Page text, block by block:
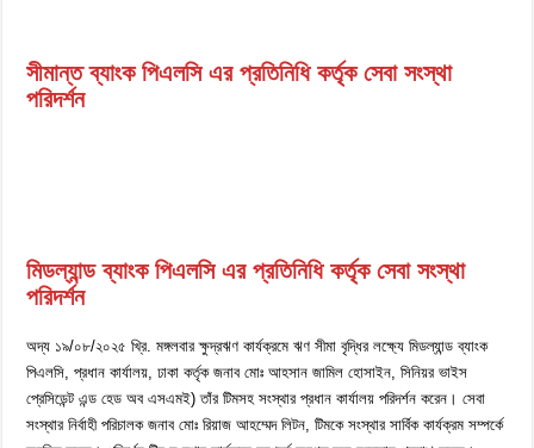
সীমান্ত ব্যাংক পিএলসি এর প্রতিনিধি কর্তৃক সেবা সংস্থা
পরিদর্শন
মিডল্যান্ড ব্যাংক পিএলসি এর প্রতিনিধি কর্তৃক সেবা সংস্থা
পরিদর্শন
অদ্য ১৯/০৮/২০২৫ খ্রি. মঙ্গলবার ক্ষুদ্রঋণ কার্যক্রমে ঋণ সীমা বৃদ্ধির লক্ষ্যে মিডল্যান্ড ব্যাংক
পিএলসি, প্রধান কার্যালয়, ঢাকা কর্তৃক জনাব মোঃ আহসান জামিল হোসাইন, সিনিয়র ভাইস
প্রেসিডেন্ট এন্ড হেড অব এসএমই) তাঁর টিমসহ সংস্থার প্রধান কার্যালয় পরিদর্শন করেন। সেবা
সংস্থার নির্বাহী পরিচালক জনাব মোঃ রিয়াজ আহম্মেদ লিটন, টিমকে সংস্থার সার্বিক কার্যক্রম সম্পর্কে